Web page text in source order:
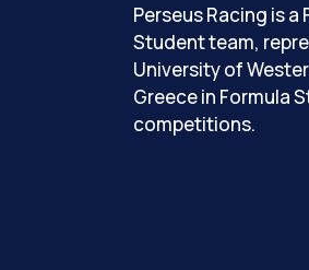
Perseus Racing is a
Student team,
University of
Greece in Formula
competitions.